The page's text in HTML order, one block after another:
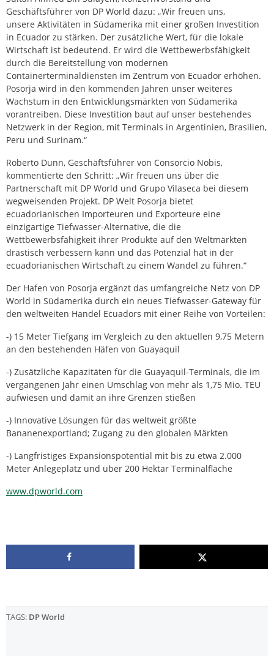
Geschäftsführer von DP World dazu: „Wir freuen uns,
unsere Aktivitäten in Südamerika mit einer großen Investition
in Ecuador zu stärken. Der zusätzliche Wert, für die lokale
Wirtschaft ist bedeutend. Er wird die Wettbewerbsfähigkeit
durch die Bereitstellung von modernen
Containerterminaldiensten im Zentrum von Ecuador erhöhen.
Posorja wird in den kommenden Jahren unser weiteres
Wachstum in den Entwicklungsmärkten von Südamerika
vorantreiben. Diese Investition baut auf unser bestehendes
Netzwerk in der Region, mit Terminals in Argentinien, Brasilien,
Peru und Surinam.“
Roberto Dunn, Geschäftsführer von Consorcio Nobis,
kommentierte den Schritt: „Wir freuen uns über die
Partnerschaft mit DP World und Grupo Vilaseca bei diesem
wegweisenden Projekt. DP Welt Posorja bietet
ecuadorianischen Importeuren und Exporteure eine
einzigartige Tiefwasser-Alternative, die die
Wettbewerbsfähigkeit ihrer Produkte auf den Weltmärkten
drastisch verbessern kann und das Potenzial hat in der
ecuadorianischen Wirtschaft zu einem Wandel zu führen.“
Der Hafen von Posorja ergänzt das umfangreiche Netz von DP
World in Südamerika durch ein neues Tiefwasser-Gateway für
den weltweiten Handel Ecuadors mit einer Reihe von Vorteilen:
-) 15 Meter Tiefgang im Vergleich zu den aktuellen 9,75 Metern
an den bestehenden Häfen von Guayaquil
-) Zusätzliche Kapazitäten für die Guayaquil-Terminals, die im
vergangenen Jahr einen Umschlag von mehr als 1,75 Mio. TEU
aufwiesen und damit an ihre Grenzen stießen
-) Innovative Lösungen für das weltweit größte
Bananenexportland; Zugang zu den globalen Märkten
-) Langfristiges Expansionspotential mit bis zu etwa 2.000
Meter Anlegeplatz und über 200 Hektar Terminalfläche
www.dpworld.com
TAGS: DP World